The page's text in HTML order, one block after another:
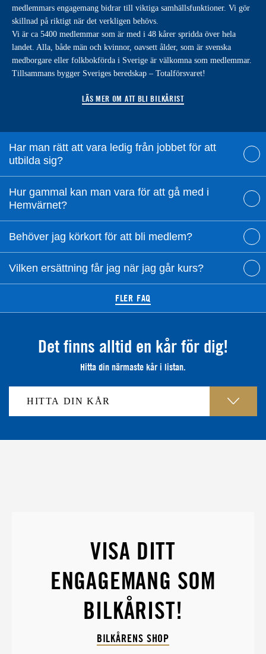
medlemmars engagemang bidrar till viktiga samhällsfunktioner. Vi gör
skillnad på riktigt när det verkligen behövs.
Vi är ca 5400 medlemmar som är med i 48 kårer spridda över hela
landet. Alla, både män och kvinnor, oavsett ålder, som är svenska
medborgare eller folkbokförda i Sverige är välkomna som medlemmar.
Tillsammans bygger Sveriges beredskap – Totalförsvaret!
LÄS MER OM ATT BLI BILKÅRIST
Har man rätt att vara ledig från jobbet för att
utbilda sig?
Hur gammal kan man vara för att gå med i
Hemvärnet?
Behöver jag körkort för att bli medlem?
Vilken ersättning får jag när jag går kurs?
FLER FAQ
Det finns alltid en kår för dig!
Hitta din närmaste kår i listan.
VISA DITT
ENGAGEMANG SOM
BILKÅRIST!
BILKÅRENS SHOP